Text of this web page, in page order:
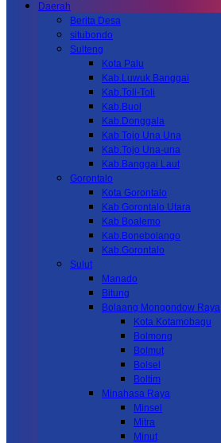
Daerah
Berita Desa
situbondo
Sulteng
Kota Palu
Kab.Luwuk Banggai
Kab.Toli-Toli
Kab.Buol
Kab.Donggala
Kab Tojo Una Una
Kab.Tojo Una-una
Kab.Banggai Laut
Gorontalo
Kota Gorontalo
Kab Gorontalo Utara
Kab Boalemo
Kab.Bonebolango
Kab.Gorontalo
Sulut
Manado
Bitung
Bolaang Mongondow Raya
Kota Kotamobagu
Bolmong
Bolmut
Bolsel
Boltim
Minahasa Raya
Minsel
Mitra
Minut